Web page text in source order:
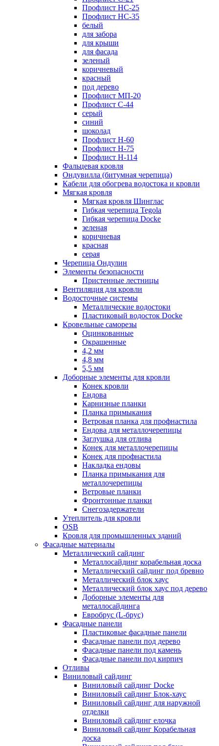
Профлист НС-25
Профлист НС-35
белый
для забора
для крыши
для фасада
зеленый
коричневый
красный
под дерево
Профлист МП-20
Профлист С-44
серый
синий
шоколад
Профлист Н-60
Профлист Н-75
Профлист H-114
Фальцевая кровля
Ондувилла (битумная черепица)
Кабели для обогрева водостока и кровли
Мягкая кровля
Мягкая кровля Шинглас
Гибкая черепица Tegola
Гибкая черепица Docke
зеленая
коричневая
красная
серая
Черепица Ондулин
Элементы безопасности
Пристенные лестницы
Вентиляция для кровли
Водосточные системы
Металлические водостоки
Пластиковый водосток Docke
Кровельные саморезы
Оцинкованные
Окрашенные
4,2 мм
4,8 мм
5,5 мм
Доборные элементы для кровли
Конек кровли
Ендова
Карнизные планки
Планка примыкания
Ветровая планка для профнастила
Ендова для металлочерепицы
Заглушка для отлива
Конек для металлочерепицы
Конек для профнастила
Накладка ендовы
Планка примыкания для
металлочерепицы
Ветровые планки
Фронтонные планки
Снегозадержатели
Утеплитель для кровли
OSB
Кровля для промышленных зданий
Фасадные материалы
Металлический сайдинг
Металлосайдинг корабельная доска
Металлический сайдинг под бревно
Металлический блок хаус
Металлический блок хаус под дерево
Доборные элементы для
металлосайдинга
Евробрус (L-брус)
Фасадные панели
Пластиковые фасадные панели
Фасадные панели под дерево
Фасадные панели под камень
Фасадные панели под кирпич
Отливы
Виниловый сайдинг
Виниловый сайдинг Docke
Виниловый сайдинг Блок-хаус
Виниловый сайдинг для наружной
отделки
Виниловый сайдинг елочка
Виниловый сайдинг Корабельная
доска